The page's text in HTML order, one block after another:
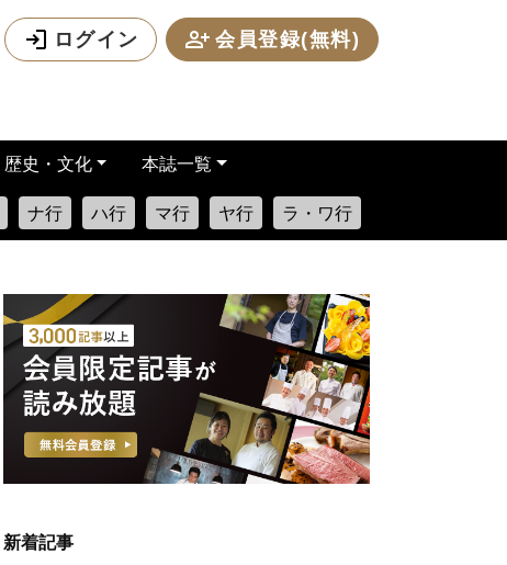
ログイン 会員登録(無料)
歴史・文化 本誌一覧
ナ行 ハ行 マ行 ヤ行 ラ・ワ行
新着記事